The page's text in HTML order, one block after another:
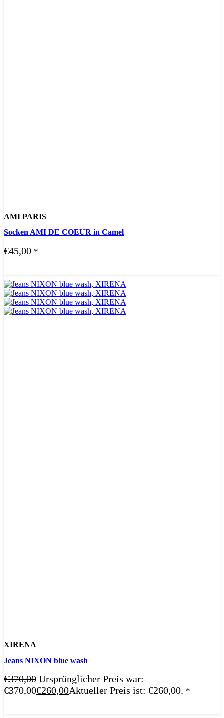
AMI PARIS
Socken AMI DE COEUR in Camel
€45,00 *
XIRENA
Jeans NIXON blue wash
€370,00 Ursprünglicher Preis war:
€370,00€260,00Aktueller Preis ist: €260,00. *